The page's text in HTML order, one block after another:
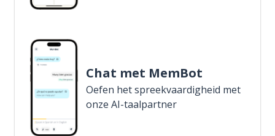
Chat met MemBot
Oefen het spreekvaardigheid met
onze AI-taalpartner